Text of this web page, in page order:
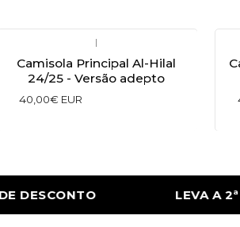
|
Camisola Principal Al-Hilal
24/25 - Versão adepto
40,00€ EUR
LEVA A 2ª